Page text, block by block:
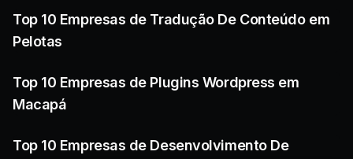
Top 10 Empresas de Tradução De Conteúdo em
Pelotas
Top 10 Empresas de Plugins Wordpress em
Macapá
Top 10 Empresas de Desenvolvimento De